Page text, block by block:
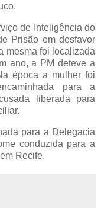
de Inteligência do
Prisão em desfavor
mesma foi localizada
ano, a PM deteve a
época a mulher foi
para a
liberada para
para a Delegacia
conduzida para a
Recife.